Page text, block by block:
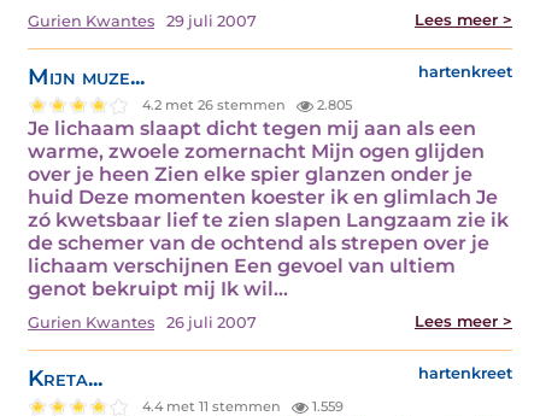
Gurien Kwantes 29 juli 2007 Lees meer >
Mijn muze... hartenkreet
4.2 met 26 stemmen 2.805
Je lichaam slaapt dicht tegen mij aan als een
warme, zwoele zomernacht Mijn ogen glijden
over je heen Zien elke spier glanzen onder je
huid Deze momenten koester ik en glimlach Je
zó kwetsbaar lief te zien slapen Langzaam zie ik
de schemer van de ochtend als strepen over je
lichaam verschijnen Een gevoel van ultiem
genot bekruipt mij Ik wil…
Gurien Kwantes 26 juli 2007 Lees meer >
Kreta... hartenkreet
4.4 met 11 stemmen 1.559